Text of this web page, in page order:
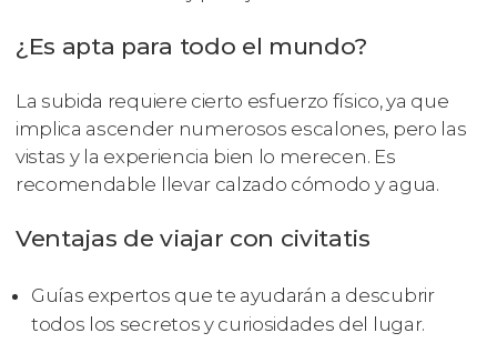
¿Es apta para todo el mundo?
La subida requiere cierto esfuerzo físico, ya que
implica ascender numerosos escalones, pero las
vistas y la experiencia bien lo merecen. Es
recomendable llevar calzado cómodo y agua.
Ventajas de viajar con civitatis
Guías expertos que te ayudarán a descubrir
todos los secretos y curiosidades del lugar.